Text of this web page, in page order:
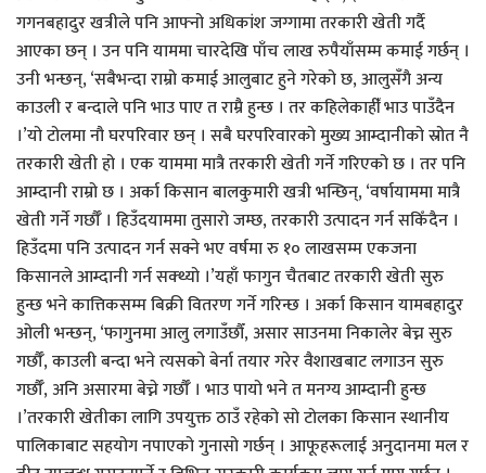
गगनबहादुर खत्रीले पनि आफ्नो अधिकांश जग्गामा तरकारी खेती गर्दै
आएका छन् । उन पनि याममा चारदेखि पाँच लाख रुपैयाँसम्म कमाई गर्छन् ।
उनी भन्छन्, ‘सबैभन्दा राम्रो कमाई आलुबाट हुने गरेको छ, आलुसँगै अन्य
काउली र बन्दाले पनि भाउ पाए त राम्रै हुन्छ । तर कहिलेकाहीँ भाउ पाउँदैन
।’यो टोलमा नौ घरपरिवार छन् । सबै घरपरिवारको मुख्य आम्दानीको स्रोत नै
तरकारी खेती हो । एक याममा मात्रै तरकारी खेती गर्ने गरिएको छ । तर पनि
आम्दानी राम्रो छ । अर्का किसान बालकुमारी खत्री भन्छिन्, ‘वर्षायाममा मात्रै
खेती गर्ने गर्छौँ । हिउँदयाममा तुसारो जम्छ, तरकारी उत्पादन गर्न सकिँदैन ।
हिउँदमा पनि उत्पादन गर्न सक्ने भए वर्षमा रु १० लाखसम्म एकजना
किसानले आम्दानी गर्न सक्थ्यो ।’यहाँ फागुन चैतबाट तरकारी खेती सुरु
हुन्छ भने कात्तिकसम्म बिक्री वितरण गर्ने गरिन्छ । अर्का किसान यामबहादुर
ओली भन्छन्, ‘फागुनमा आलु लगाउँछौँ, असार साउनमा निकालेर बेच्न सुरु
गर्छौँ, काउली बन्दा भने त्यसको बेर्ना तयार गरेर वैशाखबाट लगाउन सुरु
गर्छौँ, अनि असारमा बेच्ने गर्छौँ । भाउ पायो भने त मनग्य आम्दानी हुन्छ
।’तरकारी खेतीका लागि उपयुक्त ठाउँ रहेको सो टोलका किसान स्थानीय
पालिकाबाट सहयोग नपाएको गुनासो गर्छन् । आफूहरूलाई अनुदानमा मल र